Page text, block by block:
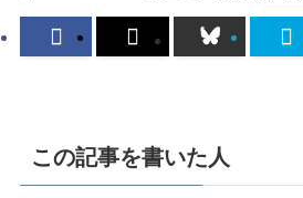
この記事を書いた人